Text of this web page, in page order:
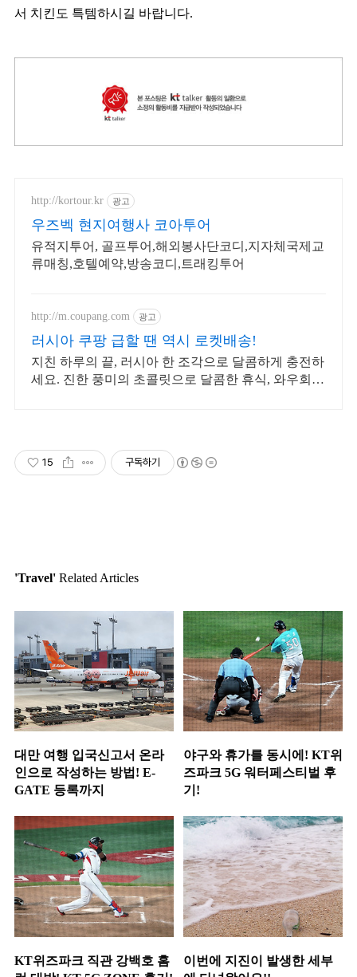
서 치킨도 특템하시길 바랍니다.
http://kortour.kr 광고
우즈벡 현지여행사 코아투어
유적지투어, 골프투어,해외봉사단코디,지자체국제교
류매칭,호텔예약,방송코디,트래킹투어
http://m.coupang.com 광고
러시아 쿠팡 급할 땐 역시 로켓배송!
지친 하루의 끝, 러시아 한 조각으로 달콤하게 충전하
세요. 진한 풍미의 초콜릿으로 달콤한 휴식, 와우회원
15 구독하기
'Travel' Related Articles
대만 여행 입국신고서 온라
인으로 작성하는 방법! E-
GATE 등록까지
야구와 휴가를 동시에! KT위
즈파크 5G 워터페스티벌 후
기!
KT위즈파크 직관 강백호 홈
이번에 지진이 발생한 세부